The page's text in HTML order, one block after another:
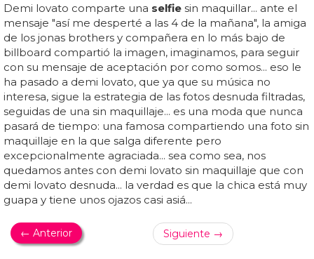
Demi lovato comparte una selfie sin maquillar... ante el
mensaje "así me desperté a las 4 de la mañana", la amiga
de los jonas brothers y compañera en lo más bajo de
billboard compartió la imagen, imaginamos, para seguir
con su mensaje de aceptación por como somos... eso le
ha pasado a demi lovato, que ya que su música no
interesa, sigue la estrategia de las fotos desnuda filtradas,
seguidas de una sin maquillaje... es una moda que nunca
pasará de tiempo: una famosa compartiendo una foto sin
maquillaje en la que salga diferente pero
excepcionalmente agraciada... sea como sea, nos
quedamos antes con demi lovato sin maquillaje que con
demi lovato desnuda... la verdad es que la chica está muy
guapa y tiene unos ojazos casi asiá...
← Anterior Siguiente →